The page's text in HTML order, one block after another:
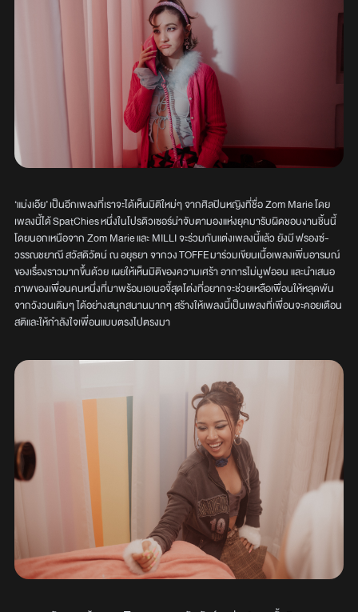
‘แม่งเอ๊ย’ เป็นอีกเพลงที่เราจะได้เห็นมิติใหม่ๆ จากศิลปินหญิงที่ชื่อ Zom Marie โดย
เพลงนี้ได้ SpatChies หนึ่งในโปรดิวเซอร์น่าจับตามองแห่งยุคมารับผิดชอบงานชิ้นนี้
โดยนอกเหนือจาก Zom Marie และ MILLI จะร่วมกันแต่งเพลงนี้แล้ว ยังมี ฟรองซ์-
วรรณชยาณี สวัสดิวัตน์ ณ อยุธยา จากวง TOFFE มาร่วมเขียนเนื้อเพลงเพิ่มอารมณ์
ของเรื่องราวมากขึ้นด้วย เผยให้เห็นมิติของความเศร้า อาการไม่มูฟออน และนำเสนอ
ภาพของเพื่อนคนหนึ่งที่มาพร้อมเอเนอจี้สุดโต่งที่อยากจะช่วยเหลือเพื่อนให้หลุดพ้น
จากวังวนเดิมๆ ได้อย่างสนุกสนานมากๆ สร้างให้เพลงนี้เป็นเพลงที่เพื่อนจะคอยเตือน
สติและให้กำลังใจเพื่อนแบบตรงไปตรงมา